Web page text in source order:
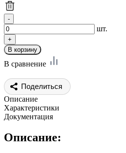
шт.
В сравнение
Поделиться
Описание
Характеристики
Документация
Описание: